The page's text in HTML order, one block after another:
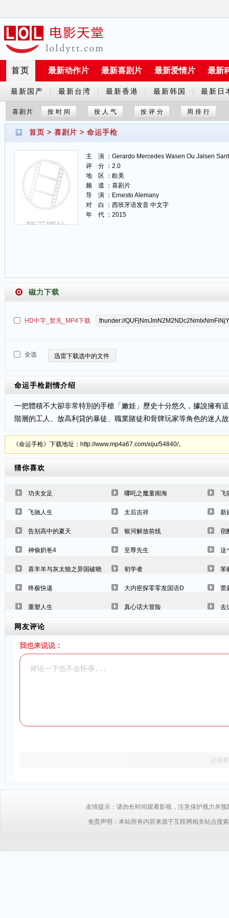
首页 最新动作片 最新喜剧片 最新爱情片 最新
最新国产
剧
最新台湾 最新香港 最新韩国 最新日
喜剧片 按时间 按人气 按评分 周排行
首页 > 喜剧片 > 命运手枪
主 演 ：Gerardo Mercedes Wasen Ou Jalsen
评 分 ：2.0
地 区 ：欧美
频 道 ：喜剧片
导 演 ：Ernesto Alemany
对 白 ：西班牙语发音 中文字
年 代 ：2015
磁力下载
HD中字_暂无_MP4下载
全选 迅雷下载选中的文件
命运手枪剧情介绍
一把體積不大卻非常特別的手槍「嫩娃」歷史十分悠久，據說擁有
階層的工人、放高利貸的暴徒、職業賭徒和骨牌玩家等角色的迷人
《命运手枪》下载地址：http://www.mp4a67.com/xiju/54840/。
猜你喜欢
功夫女足 哪吒之魔童闹海 飞
飞驰人生 太后吉祥 新
告别高中的夏天 银河解放前线 宿
神偷奶爸4 至尊先生 这
喜羊羊与灰太狼之异国破晓 初学者 笨
终极快递 大内密探零零发国语D 蕾
重塑人生 真心话大冒险 去
网友评论
我也来说说：
还没
友情提示：请勿长时间观看影视，注意保护视力并
免责声明：本站所有内容来源于互联网相关站点搜